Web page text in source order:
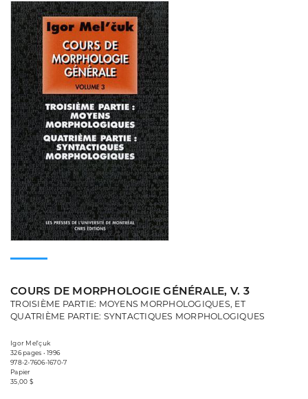
COURS DE MORPHOLOGIE GÉNÉRALE, V. 3
TROISIÈME PARTIE: MOYENS MORPHOLOGIQUES, ET
QUATRIÈME PARTIE: SYNTACTIQUES MORPHOLOGIQUES
Igor Mel'çuk
326 pages • 1996
978-2-7606-1670-7
Papier
35,00 $